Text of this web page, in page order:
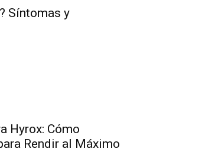
Síntomas y
Hyrox: Cómo
Rendir al Máximo